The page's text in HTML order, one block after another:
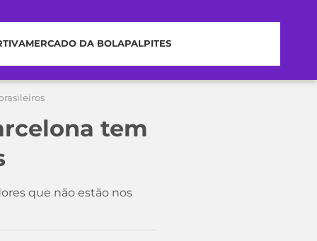
MERCADO DA BOLAPALPITES
tem
que não estão nos